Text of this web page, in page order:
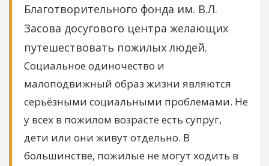
Благотворительного фонда им. В.Л.
Засова досугового центра желающих
путешествовать пожилых людей.
Социальное одиночество и
малоподвижный образ жизни являются
серьёзными социальными проблемами. Не
у всех в пожилом возрасте есть супруг,
дети или они живут отдельно. В
большинстве, пожилые не могут ходить в